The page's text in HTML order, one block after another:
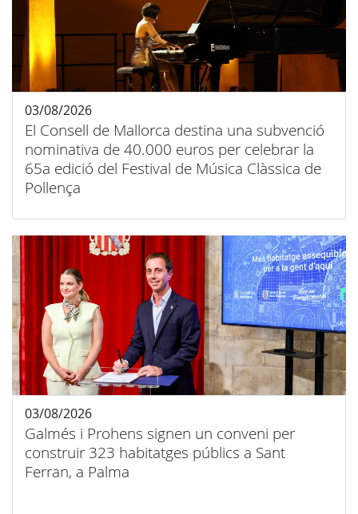
El Consell de Mallorca destina una subvenció
nominativa de 40.000 euros per celebrar la
65a edició del Festival de Música Clàssica de
Pollença
03/08/2026
Galmés i Prohens signen un conveni per
construir 323 habitatges públics a Sant
Ferran, a Palma
03/08/2026